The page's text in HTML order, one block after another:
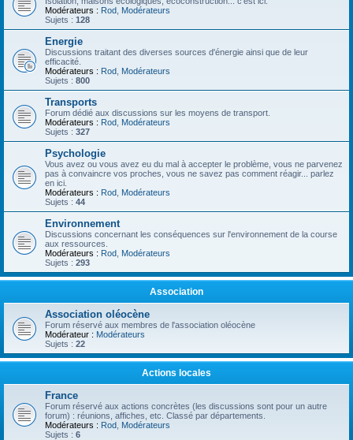
Modérateurs : Rod Modérateurs
Sujets : 128
Energie
Discussions traitant des diverses sources d'énergie ainsi que de leur
efficacité.
Modérateurs : Rod Modérateurs
Sujets : 800
Transports
Forum dédié aux discussions sur les moyens de transport.
Modérateurs : Rod Modérateurs
Sujets : 327
Psychologie
Vous avez ou vous avez eu du mal à accepter le problème, vous ne parvenez
pas à convaincre vos proches, vous ne savez pas comment réagir... parlez
en ici.
Modérateurs : Rod Modérateurs
Sujets : 44
Environnement
Discussions concernant les conséquences sur l'environnement de la course
aux ressources.
Modérateurs : Rod Modérateurs
Sujets : 293
Association
Association oléocène
Forum réservé aux membres de l'association oléocène
Modérateur : Modérateurs
Sujets : 22
Actions locales
France
Forum réservé aux actions concrètes (les discussions sont pour un autre
forum) : réunions, affiches, etc. Classé par départements.
Modérateurs : Rod Modérateurs
Sujets : 6